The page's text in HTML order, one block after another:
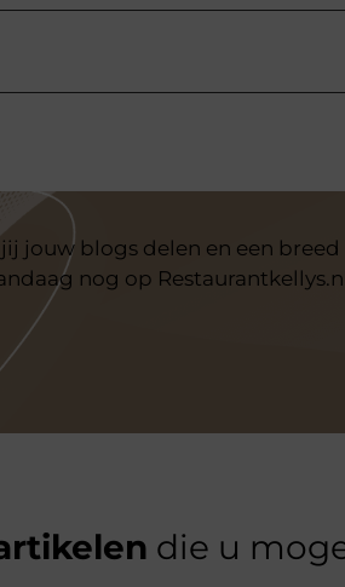
jouw blogs delen en een
nog op
die u